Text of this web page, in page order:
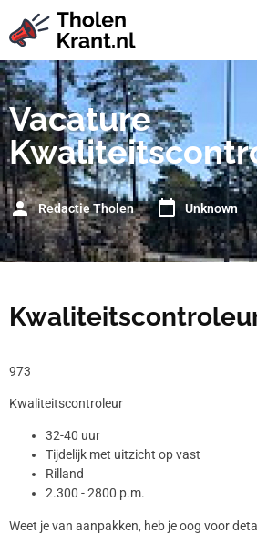
Vacature
Redactie Tholen Unknown
973
Kwaliteitscontroleur
32-40 uur
Tijdelijk met uitzicht op vast
Rilland
2.300 - 2800 p.m.
Weet je van aanpakken, heb je oog voor